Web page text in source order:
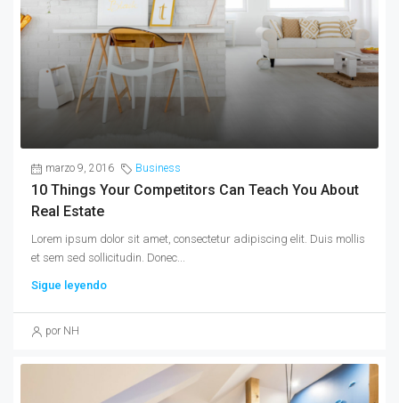
marzo 9, 2016 Business
10 Things Your Competitors Can Teach You About
Real Estate
Lorem ipsum dolor sit amet, consectetur adipiscing elit. Duis mollis
et sem sed sollicitudin. Donec...
Sigue leyendo
por NH